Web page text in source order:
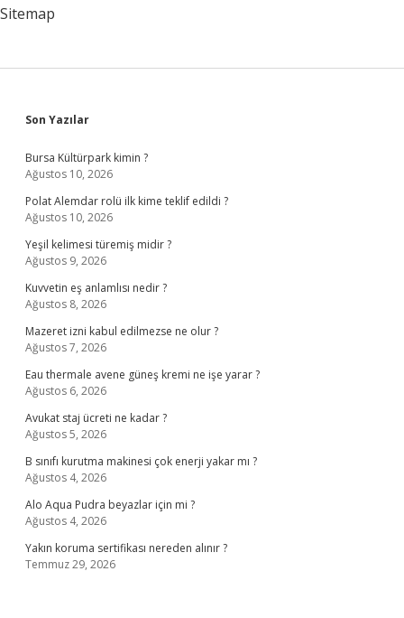
Sitemap
Sidebar
Son Yazılar
Bursa Kültürpark kimin ?
Ağustos 10, 2026
Polat Alemdar rolü ilk kime teklif edildi ?
Ağustos 10, 2026
Yeşil kelimesi türemiş midir ?
Ağustos 9, 2026
Kuvvetin eş anlamlısı nedir ?
Ağustos 8, 2026
Mazeret izni kabul edilmezse ne olur ?
Ağustos 7, 2026
Eau thermale avene güneş kremi ne işe yarar ?
Ağustos 6, 2026
Avukat staj ücreti ne kadar ?
Ağustos 5, 2026
B sınıfı kurutma makinesi çok enerji yakar mı ?
Ağustos 4, 2026
Alo Aqua Pudra beyazlar için mi ?
Ağustos 4, 2026
Yakın koruma sertifikası nereden alınır ?
Temmuz 29, 2026